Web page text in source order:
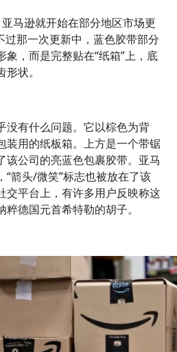
马逊就开始在部分地区市场更
那一次更新中，蓝色胶带部分
，而是完整贴在“纸箱”上，底
状。
没有什么问题。它以棕色为背
装用的纸板箱。上方是一个带锯
该公司的亮蓝色包裹胶带。亚马
“箭头/微笑”标志也被放在了该
交平台上，有许多用户反映称这
德国元首希特勒的胡子。